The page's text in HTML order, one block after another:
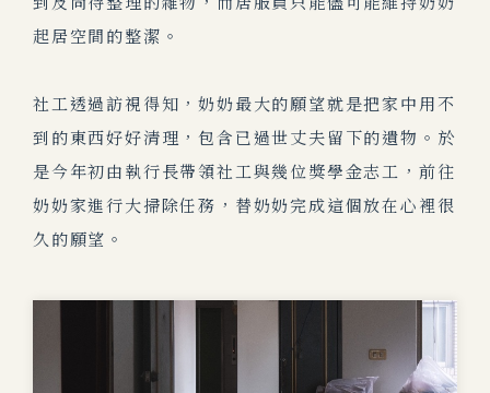
起居空間的整潔。
社工透過訪視得知，奶奶最大的願望就是把家中用不
到的東西好好清理，包含已過世丈夫留下的遺物。於
是今年初由執行長帶領社工與幾位獎學金志工，前往
奶奶家進行大掃除任務，替奶奶完成這個放在心裡很
久的願望。